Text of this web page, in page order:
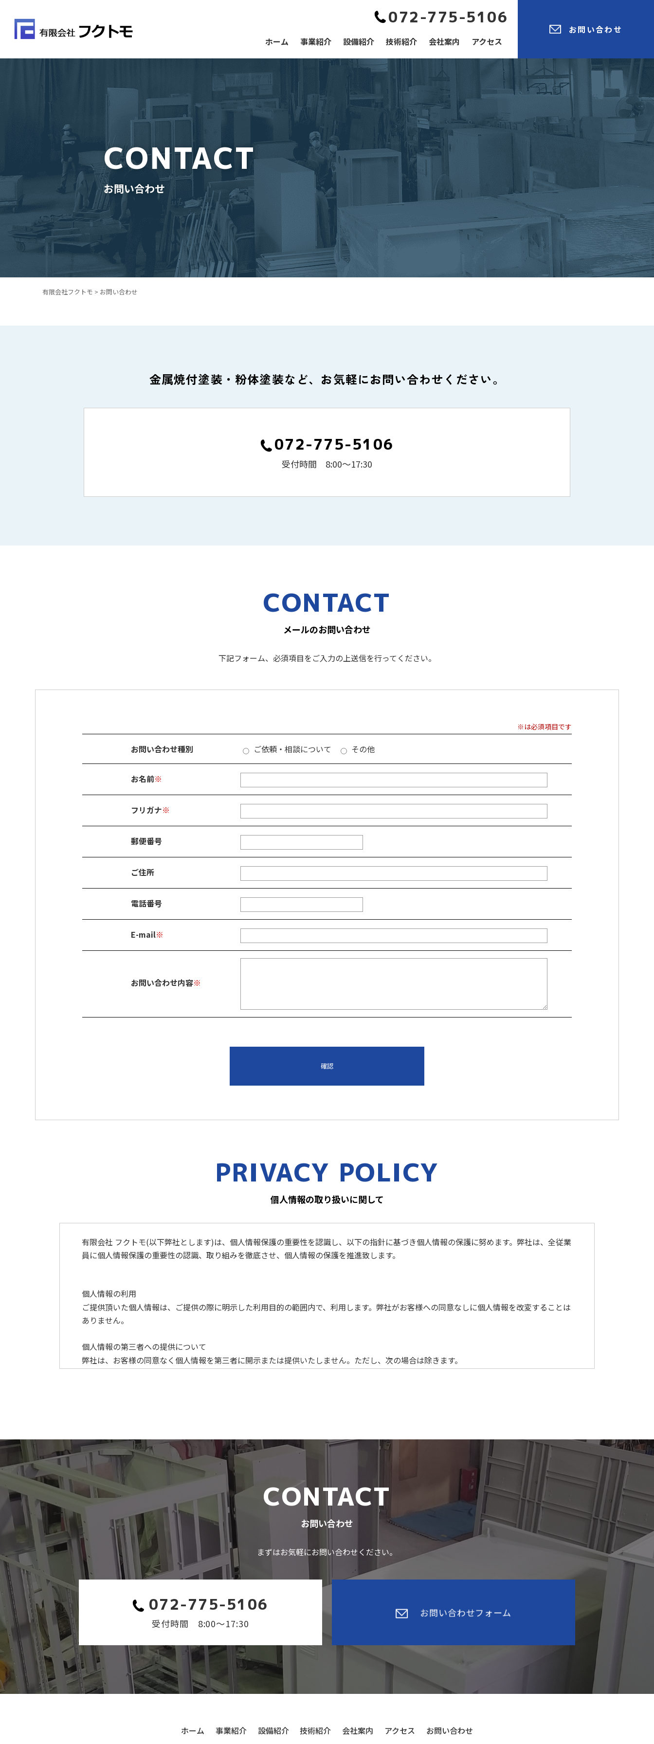
072-775-5106
ホーム 事業紹介 設備紹介 技術紹介 会社案内 アクセス
お問い合わせ
CONTACT
お問い合わせ
有限会社フクトモ > お問い合わせ
金属焼付塗装・粉体塗装など、 お気軽にお問い合わせください。
072-775-5106
受付時間 8:00～17:30
CONTACT
メールのお問い合わせ
下記フォーム、必須項目をご入力の上送信を行ってください。
※は必須項目です
お問い合わせ種別 ご依頼・相談について その他
お名前※
フリガナ※
郵便番号
ご住所
電話番号
E-mail※
お問い合わせ内容※
PRIVACY POLICY
個人情報の取り扱いに関して
有限会社 フクトモ(以下弊社とします)は、個人情報保護の重要性を認識し、以下の指針に基づき個人情報の保護に努めます。弊社は、全従業
員に個人情報保護の重要性の認識、取り組みを徹底させ、個人情報の保護を推進致します。
個人情報の利用
ご提供頂いた個人情報は、ご提供の際に明示した利用目的の範囲内で、利用します。弊社がお客様への同意なしに個人情報を改変することは
ありません。
個人情報の第三者への提供について
弊社は、お客様の同意なく個人情報を第三者に開示または提供いたしません。ただし、次の場合は除きます。
お客様の個人情報の紛失や、改ざん、漏えい、個人情報への不正侵入を防止するために、適正なセキュリティ対策を致します。
ご本人の照会について
お客様が個人情報を開示、消去、訂正などの要求がある場合には、必要な範囲で対応致します。
法令、規範の遵守と見直し
弊社は、ご提供頂いた個人情報に関して、適用される日本の法令やその他の規範を遵守致します。
また、本ポリシーの内容を見直し、その改善に努めます。
お問い合わせ
本ページの内容に関して、ご意見・ご質問等ございましたら、ページ下部にある連絡先、または、お問い合せからご連絡くださいますようお
兵庫県伊丹市森本9丁目25
TEL.072-775-5106
CONTACT
お問い合わせ
まずはお気軽にお問い合わせください。
072-775-5106
受付時間 8:00～17:30
お問い合わせフォーム
ホーム 事業紹介 設備紹介 技術紹介 会社案内 アクセス お問い合わせ